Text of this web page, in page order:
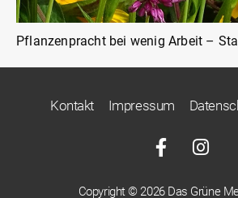
Pflanzenpracht bei wenig Arbeit –
Kontakt Impressum
Copyright © 2026 Das Grüne